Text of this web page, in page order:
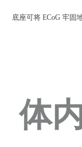
底座可将 ECoG 牢固
体